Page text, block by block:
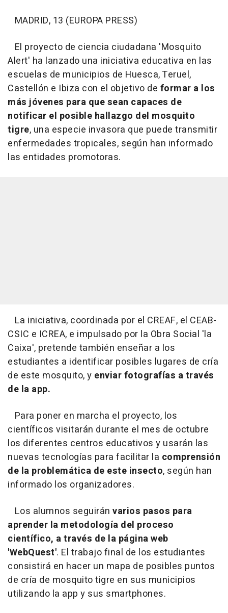
MADRID, 13 (EUROPA PRESS)
El proyecto de ciencia ciudadana 'Mosquito
Alert' ha lanzado una iniciativa educativa en las
escuelas de municipios de Huesca, Teruel,
Castellón e Ibiza con el objetivo de formar a los
más jóvenes para que sean capaces de
notificar el posible hallazgo del mosquito
tigre, una especie invasora que puede transmitir
enfermedades tropicales, según han informado
las entidades promotoras.
La iniciativa, coordinada por el CREAF, el CEAB-
CSIC e ICREA, e impulsado por la Obra Social 'la
Caixa', pretende también enseñar a los
estudiantes a identificar posibles lugares de cría
de este mosquito, y enviar fotografías a través
de la app.
Para poner en marcha el proyecto, los
científicos visitarán durante el mes de octubre
los diferentes centros educativos y usarán las
nuevas tecnologías para facilitar la comprensión
de la problemática de este insecto, según han
informado los organizadores.
Los alumnos seguirán varios pasos para
aprender la metodología del proceso
científico, a través de la página web
'WebQuest'. El trabajo final de los estudiantes
consistirá en hacer un mapa de posibles puntos
de cría de mosquito tigre en sus municipios
utilizando la app y sus smartphones.